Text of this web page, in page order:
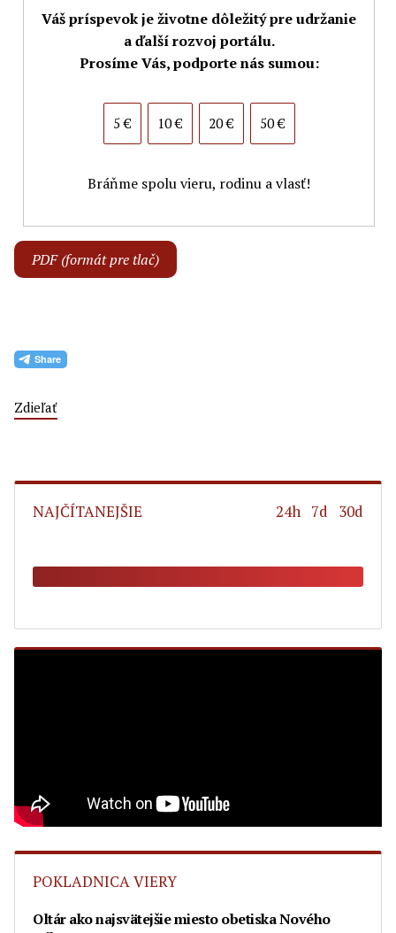
Váš príspevok je životne dôležitý pre udržanie
a ďalší rozvoj portálu.
Prosíme Vás, podporte nás sumou:
5 € 10 € 20 € 50 €
Bráňme spolu vieru, rodinu a vlasť!
PDF (formát pre tlač)
Zdieľať
NAJČÍTANEJŠIE 24h 7d 30d
POKLADNICA VIERY
Oltár ako najsvätejšie miesto obetiska Nového